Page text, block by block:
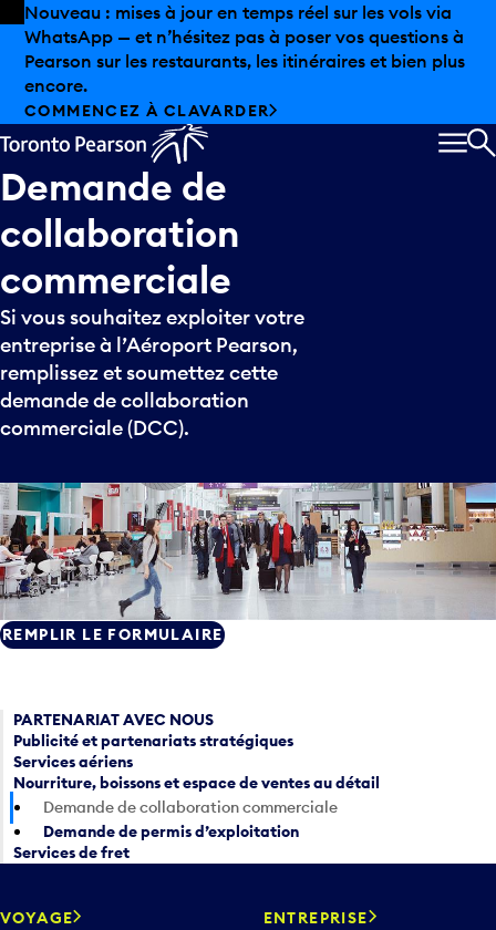
Skip to offers
Passer au contenu principal
Nouveau : mises à jour en temps réel sur les vols via
WhatsApp — et n’hésitez pas à poser vos questions à
Pearson sur les restaurants, les itinéraires et bien plus
encore.
COMMENCEZ À CLAVARDER
Demande de
collaboration
commerciale
Si vous souhaitez exploiter votre
entreprise à l’Aéroport Pearson,
remplissez et soumettez cette
demande de collaboration
commerciale (DCC).
REMPLIR LE FORMULAIRE
PARTENARIAT AVEC NOUS
Publicité et partenariats stratégiques
Services aériens
Nourriture, boissons et espace de ventes au détail
Demande de collaboration commerciale
Demande de permis d’exploitation
Services de fret
VOYAGE ENTREPRISE